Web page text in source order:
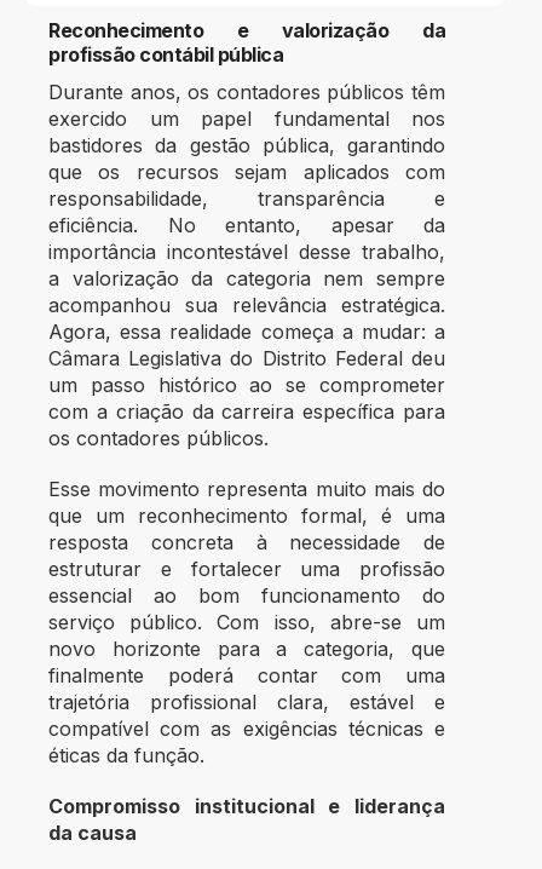
Reconhecimento e valorização da
profissão contábil pública
Durante anos, os contadores públicos têm
exercido um papel fundamental nos
bastidores da gestão pública, garantindo
que os recursos sejam aplicados com
responsabilidade, transparência e
eficiência. No entanto, apesar da
importância incontestável desse trabalho,
a valorização da categoria nem sempre
acompanhou sua relevância estratégica.
Agora, essa realidade começa a mudar: a
Câmara Legislativa do Distrito Federal deu
um passo histórico ao se comprometer
com a criação da carreira específica para
os contadores públicos.
Esse movimento representa muito mais do
que um reconhecimento formal, é uma
resposta concreta à necessidade de
estruturar e fortalecer uma profissão
essencial ao bom funcionamento do
serviço público. Com isso, abre-se um
novo horizonte para a categoria, que
finalmente poderá contar com uma
trajetória profissional clara, estável e
compatível com as exigências técnicas e
éticas da função.
Compromisso institucional e liderança
da causa